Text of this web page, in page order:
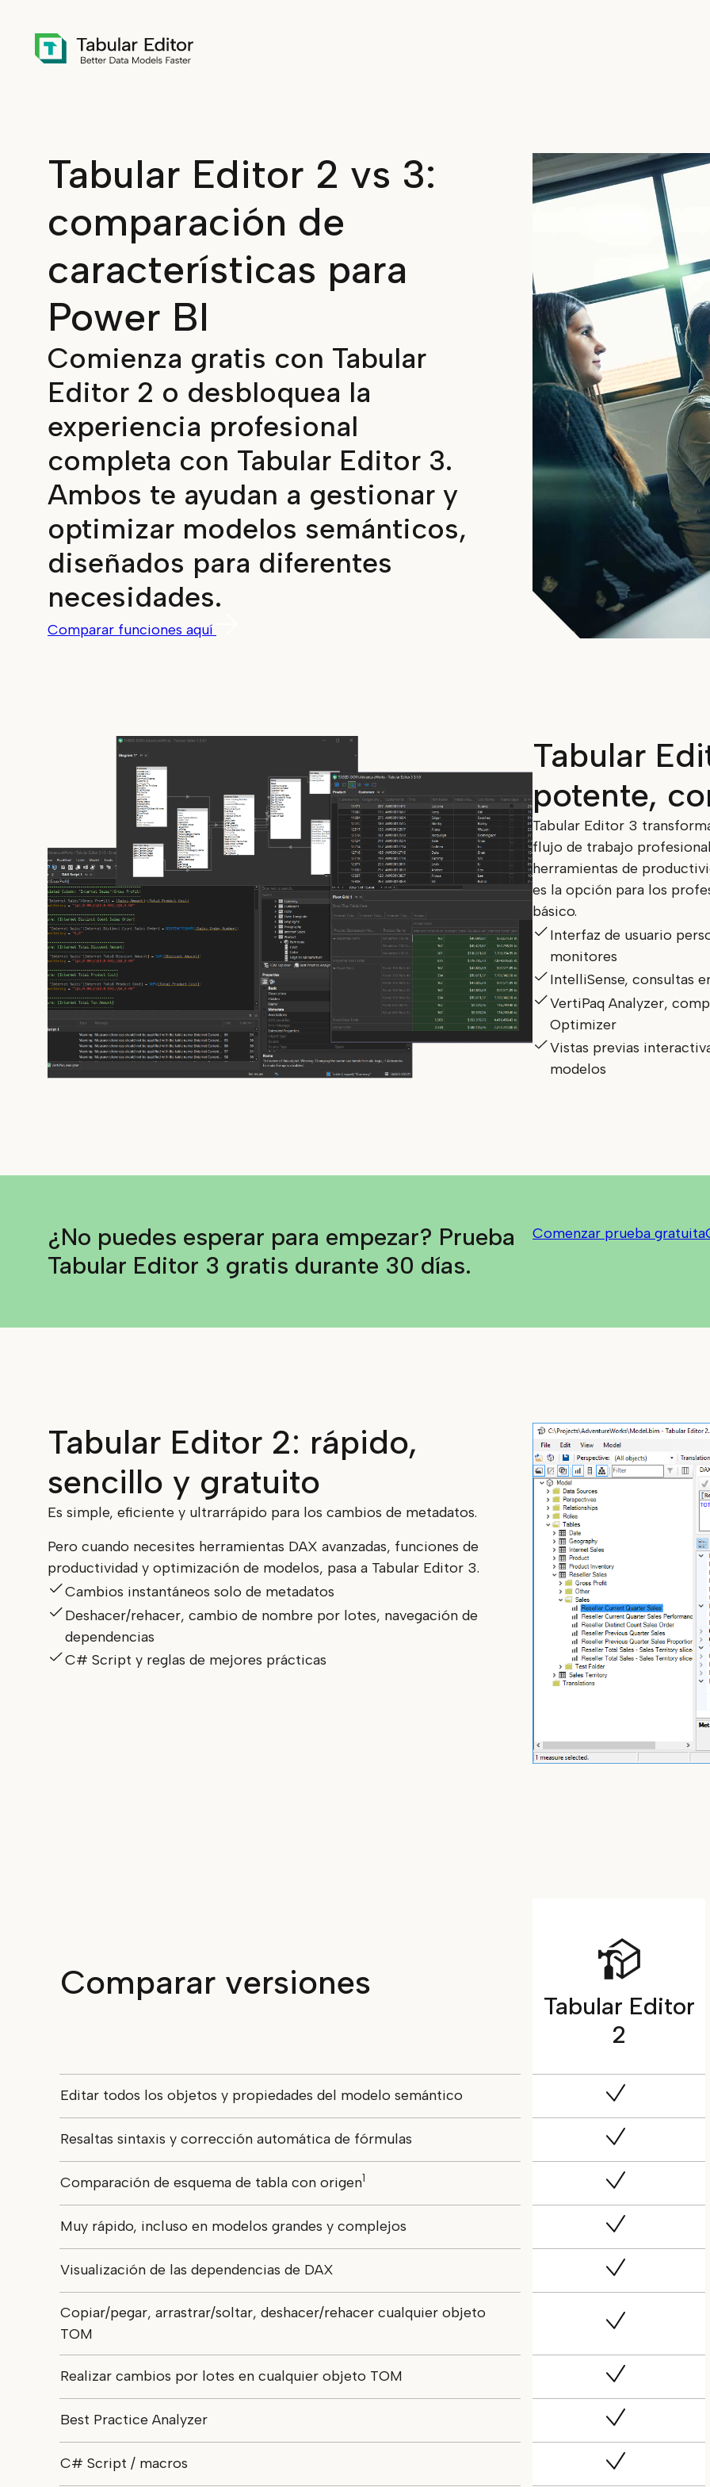
Tabular Editor 2 vs 3:
comparación de
características para
Power BI
Comienza gratis con Tabular
Editor 2 o desbloquea la
experiencia profesional
completa con Tabular Editor 3.
Ambos te ayudan a gestionar y
optimizar modelos semánticos,
diseñados para diferentes
necesidades.
Comparar funciones aquí
Tabular
potente,
Tabular Editor 3
flujo de trabajo
herramientas de
es la opción para los
básico.
Interfaz de usuario
monitores
IntelliSense, consultas
VertiPaq Analyzer,
Optimizer
Vistas previas
modelos
¿No puedes esperar para empezar? Prueba
Tabular Editor 3 gratis durante 30 días.
Comenzar prueba gratuita
Tabular Editor 2: rápido,
sencillo y gratuito
Es simple, eficiente y ultrarrápido para los cambios de metadatos.
Pero cuando necesites herramientas DAX avanzadas, funciones de
productividad y optimización de modelos, pasa a Tabular Editor 3.
Cambios instantáneos solo de metadatos
Deshacer/rehacer, cambio de nombre por lotes, navegación de
dependencias
C# Script y reglas de mejores prácticas
Comparar versiones
Tabular Editor
2
Editar todos los objetos y propiedades del modelo semántico
Resaltas sintaxis y corrección automática de fórmulas
Comparación de esquema de tabla con origen1
Muy rápido, incluso en modelos grandes y complejos
Visualización de las dependencias de DAX
Copiar/pegar, arrastrar/soltar, deshacer/rehacer cualquier objeto
TOM
Realizar cambios por lotes en cualquier objeto TOM
Best Practice Analyzer
C# Script / macros